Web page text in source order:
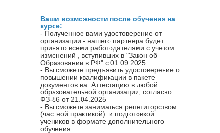
Ваши возможности после обучения на
курсе:
- Полученное вами удостоверение от
организации - нашего партнера будет
принято всеми работодателями с учетом
изменений , вступивших в "Закон об
Образовании в РФ" с 01.09.2025
- Вы сможете предъявить удостоверение о
повышении квалификации в пакете
документов на Аттестацию в любой
образовательной организации, согласно
ФЗ-86 от 21.04.2025
- Вы сможете заниматься репетиторством
(частной практикой) и подготовкой
учеников в формате дополнительного
обучения